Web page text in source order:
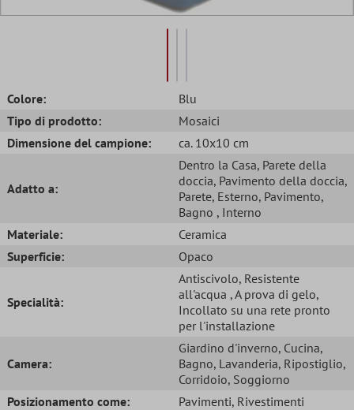
Colore:
Blu
Tipo di prodotto:
Mosaici
Dimensione del campione:
ca. 10x10 cm
Adatto a:
Dentro la Casa, Parete della
doccia, Pavimento della doccia,
Parete, Esterno, Pavimento,
Bagno , Interno
Materiale:
Ceramica
Superficie:
Opaco
Specialità:
Antiscivolo, Resistente
all'acqua , A prova di gelo,
Incollato su una rete pronto
per l'installazione
Camera:
Giardino d'inverno, Cucina,
Bagno, Lavanderia, Ripostiglio,
Corridoio, Soggiorno
Posizionamento come:
Pavimenti, Rivestimenti